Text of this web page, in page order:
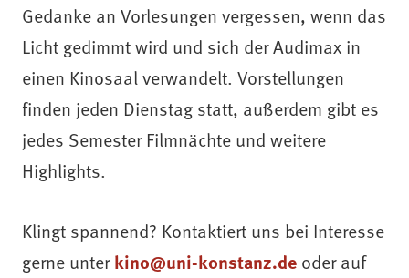
Gedanke an Vorlesungen vergessen, wenn das
Licht gedimmt wird und sich der Audimax in
einen Kinosaal verwandelt. Vorstellungen
finden jeden Dienstag statt, außerdem gibt es
jedes Semester Filmnächte und weitere
Highlights.
Klingt spannend? Kontaktiert uns bei Interesse
gerne unterkino@uni-konstanz.de oder auf